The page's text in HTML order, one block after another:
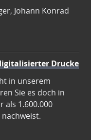
Johann Konrad
Drucke
in unserem
Sie es doch in
als 1.600.000